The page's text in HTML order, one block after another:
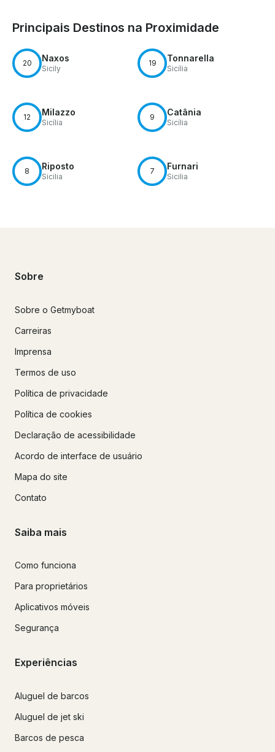
Principais Destinos na Proximidade
20 Naxos
Sicily
19 Tonnarella
Sicília
12 Milazzo
Sicília
9 Catânia
Sicília
8 Riposto
Sicilia
7 Furnari
Sicilia
Sobre
Sobre o Getmyboat
Carreiras
Imprensa
Termos de uso
Política de privacidade
Política de cookies
Declaração de acessibilidade
Acordo de interface de usuário
Mapa do site
Contato
Saiba mais
Como funciona
Para proprietários
Aplicativos móveis
Segurança
Experiências
Aluguel de barcos
Aluguel de jet ski
Barcos de pesca